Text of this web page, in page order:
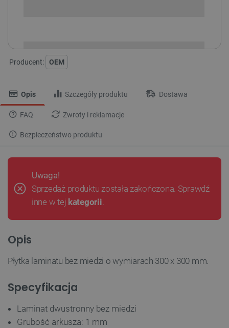
Producent: OEM
Opis Szczegóły produktu Dostawa
FAQ Zwroty i reklamacje
Bezpieczeństwo produktu
Uwaga!
Sprzedaż produktu została zakończona. Sprawdź
inne w tej kategorii.
Opis
Płytka laminatu bez miedzi o wymiarach 300 x 300 mm.
Specyfikacja
Laminat dwustronny bez miedzi
Grubość arkusza: 1 mm